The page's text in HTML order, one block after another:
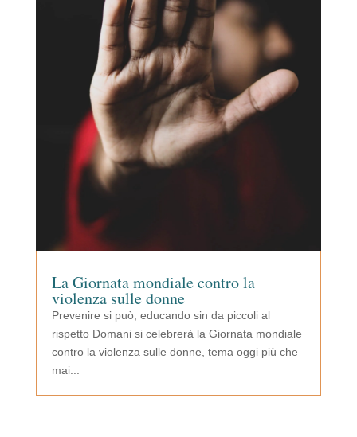
La Giornata mondiale contro la
violenza sulle donne
Prevenire si può, educando sin da piccoli al
rispetto Domani si celebrerà la Giornata mondiale
contro la violenza sulle donne, tema oggi più che
mai...